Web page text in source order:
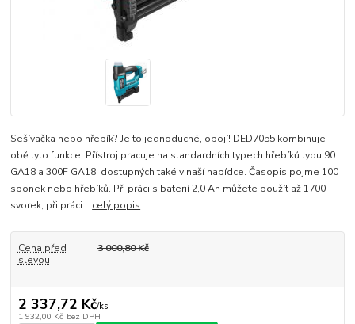
Sešívačka nebo hřebík? Je to jednoduché, obojí! DED7055 kombinuje
obě tyto funkce. Přístroj pracuje na standardních typech hřebíků typu 90
GA18 a 300F GA18, dostupných také v naší nabídce. Časopis pojme 100
sponek nebo hřebíků. Při práci s baterií 2,0 Ah můžete použít až 1700
svorek, při práci... celý popis
Cena před
slevou
3 000,80 Kč
2 337,72 Kč/ks
1 932,00 Kč bez DPH